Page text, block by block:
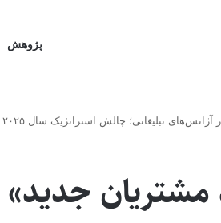
پژوهش
تبلیغاتی؛ چالش استراتژیک سال ۲۰۲۵